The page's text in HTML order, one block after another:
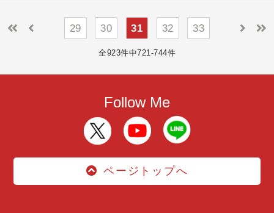
29 30 31 32 33
全923件中721-744件
Follow Me
ページトップへ